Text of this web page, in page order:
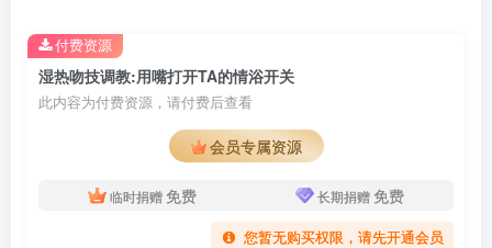
湿热吻技调教:用嘴打开TA的情浴开关
此内容为付费资源，请付费后查看
会员专属资源
临时捐赠免费 长期捐赠免费
您暂无购买权限，请先开通会员
付费资源